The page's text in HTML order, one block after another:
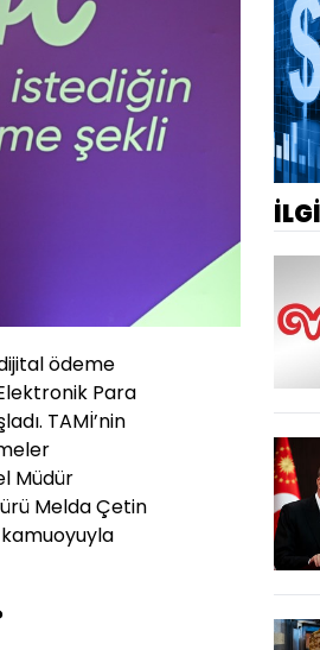
ödeme
Para
TAMİ’nin
Müdür
Melda Çetin